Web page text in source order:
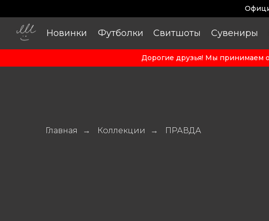
Новинки Футболки Свитшоты Сувениры
Дорогие друзья! Мы принимаем
Главная → Коллекции → ПРАВДА